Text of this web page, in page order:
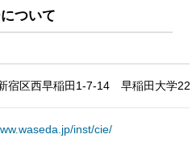
ついて
宿区西早稲田1-7-14 早稲田大学22
inst/cie/